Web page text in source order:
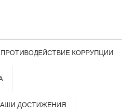
ПРОТИВОДЕЙСТВИЕ КОРРУПЦИИ
ДОСТИЖЕНИЯ